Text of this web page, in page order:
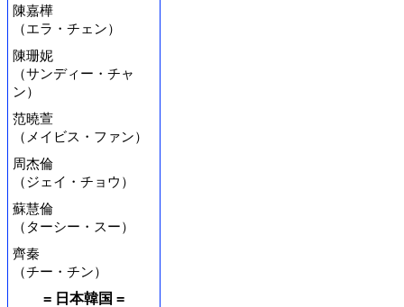
陳嘉樺
（エラ・チェン）
陳珊妮
（サンディー・チャ
ン）
范曉萱
（メイビス・ファン）
周杰倫
（ジェイ・チョウ）
蘇慧倫
（ターシー・スー）
齊秦
（チー・チン）
= 日本韓国 =